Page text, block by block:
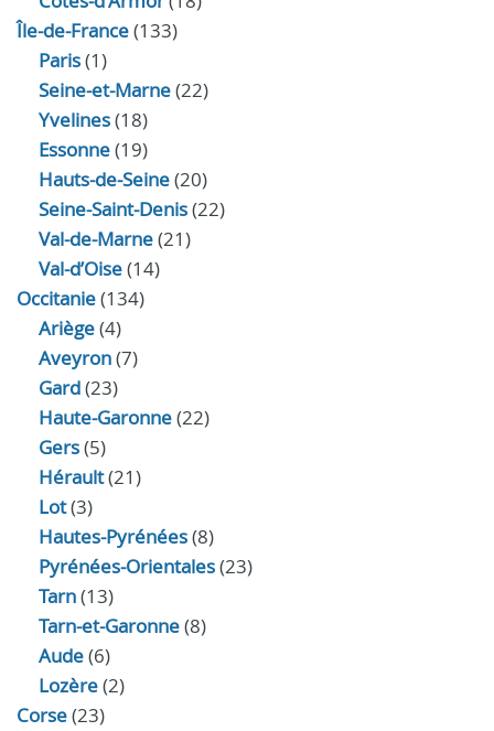
Île-de-France(133)
Paris(1)
Seine-et-Marne(22)
Yvelines(18)
Essonne(19)
Hauts-de-Seine(20)
Seine-Saint-Denis(22)
Val-de-Marne(21)
Val-d’Oise(14)
Occitanie(134)
Ariège(4)
Aveyron(7)
Gard(23)
Haute-Garonne(22)
Gers(5)
Hérault(21)
Lot(3)
Hautes-Pyrénées(8)
Pyrénées-Orientales(23)
Tarn(13)
Tarn-et-Garonne(8)
Aude(6)
Lozère(2)
Corse(23)